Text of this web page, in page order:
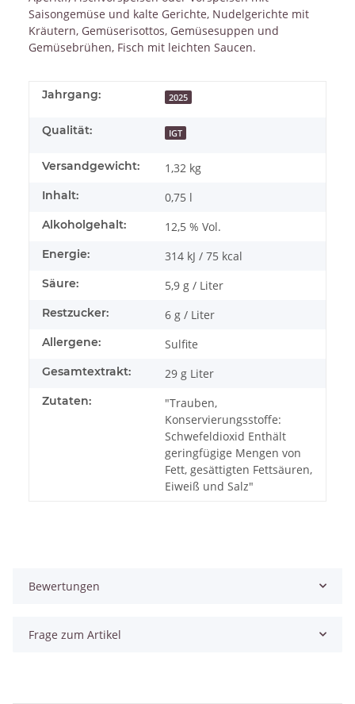
Saisongemüse und kalte Gerichte, Nudelgerichte mit
Kräutern, Gemüserisottos, Gemüsesuppen und
Gemüsebrühen, Fisch mit leichten Saucen.
Jahrgang: 2025
Qualität: IGT
Versandgewicht: 1,32 kg
Inhalt: 0,75 l
Alkoholgehalt: 12,5 % Vol.
Energie: 314 kJ / 75 kcal
Säure: 5,9 g / Liter
Restzucker: 6 g / Liter
Allergene: Sulfite
Gesamtextrakt: 29 g Liter
Zutaten:
"Trauben,
Konservierungsstoffe:
Schwefeldioxid Enthält
geringfügige Mengen von
Fett, gesättigten Fettsäuren,
Eiweiß und Salz"
Bewertungen
Frage zum Artikel